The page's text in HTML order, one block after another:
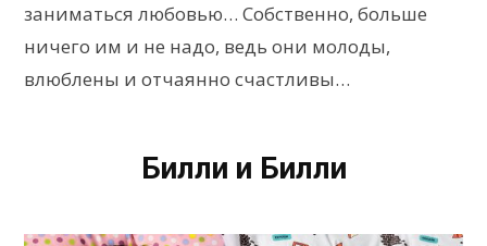
заниматься любовью… Собственно, больше
ничего им и не надо, ведь они молоды,
влюблены и отчаянно счастливы…
Билли и Билли